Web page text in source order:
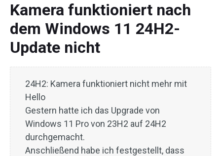
Kamera funktioniert nach
dem Windows 11 24H2-
Update nicht
24H2: Kamera funktioniert nicht mehr mit
Hello
Gestern hatte ich das Upgrade von
Windows 11 Pro von 23H2 auf 24H2
durchgemacht.
Anschließend habe ich festgestellt, dass